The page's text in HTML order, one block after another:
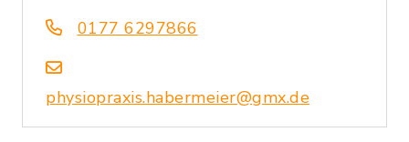
0177 6297866
physiopraxis.habermeier@gmx.de